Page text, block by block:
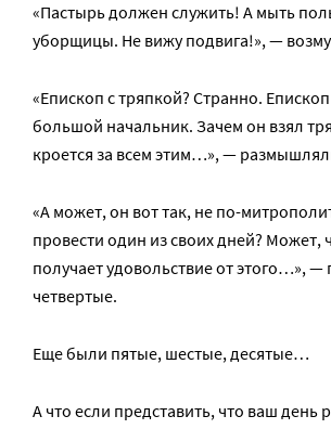
«Пастырь должен служить! А мыть
уборщицы. Не вижу подвига!», —
«Епископ с тряпкой? Странно.
большой начальник. Зачем он взял
кроется за всем этим…», —
«А может, он вот так, не по-
провести один из своих дней? Может,
получает удовольствие от этого…», —
четвертые.
Еще были пятые, шестые, десятые…
А что если представить, что ваш день